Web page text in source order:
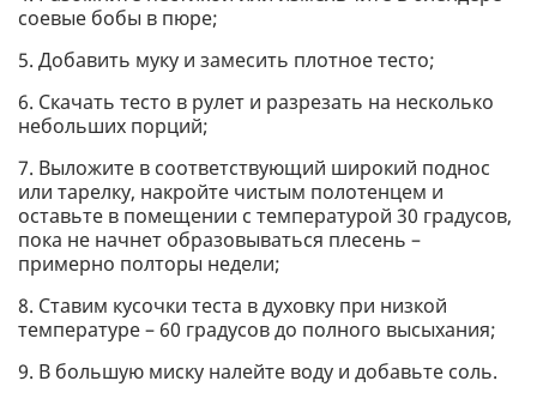
соевые бобы в пюре;
5. Добавить муку и замесить плотное тесто;
6. Скачать тесто в рулет и разрезать на несколько
небольших порций;
7. Выложите в соответствующий широкий поднос
или тарелку, накройте чистым полотенцем и
оставьте в помещении с температурой 30 градусов,
пока не начнет образовываться плесень –
примерно полторы недели;
8. Ставим кусочки теста в духовку при низкой
температуре – 60 градусов до полного высыхания;
9. В большую миску налейте воду и добавьте соль.